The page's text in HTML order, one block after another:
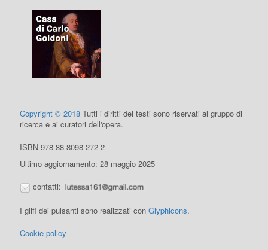
Copyright © 2018 Tutti i diritti dei testi sono riservati al gruppo di
ricerca e ai curatori dell'opera.
ISBN 978-88-8098-272-2
Ultimo aggiornamento: 28 maggio 2025
contatti:
I glifi dei pulsanti sono realizzati conGlyphicons.
Cookie policy